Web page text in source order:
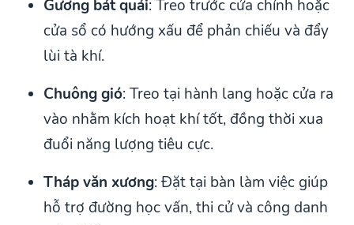
Gương bát quái: Treo trước cửa chính hoặc
cửa sổ có hướng xấu để phản chiếu và đẩy
lùi tà khí.
Chuông gió: Treo tại hành lang hoặc cửa ra
vào nhằm kích hoạt khí tốt, đồng thời xua
đuổi năng lượng tiêu cực.
Tháp văn xương: Đặt tại bàn làm việc giúp
hỗ trợ đường học vấn, thi cử và công danh